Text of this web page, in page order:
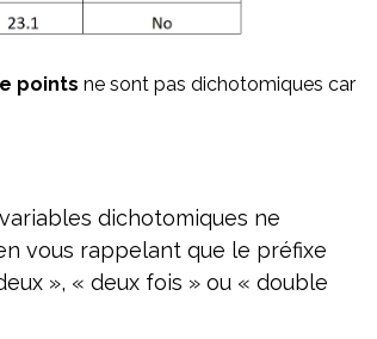
points ne sont pas dichotomiques car
dichotomiques ne
vous rappelant que le préfixe
», « deux fois » ou « double